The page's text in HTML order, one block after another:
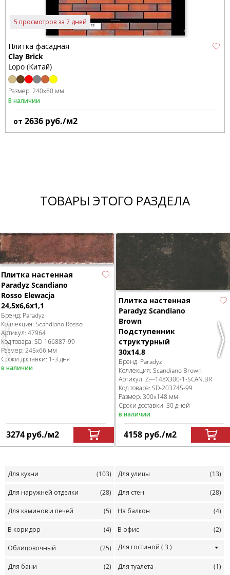
5 просмотров за 7 дней
Плитка фасадная
Clay Brick
Lopo (Китай)
Размер: 240x60 мм
В наличии
от 2636 руб./м2
ТОВАРЫ ЭТОГО РАЗДЕЛА
Previous
Плитка настенная
Paradyz Scandiano
Rosso Elewacja
24,5x6,6x1,1
Бренд: Paradyz
Коллекция: Scandiano Rosso
Артикул: 47964
Код товара: SD-166887-99
Размер: 245x66 мм
Сроки доставки: 1-3 дня
в наличии
3274 руб./м2
Плитка настенная
Paradyz Scandiano
Brown
Подступенник
структурный
30х14,8
Бренд: Paradyz
Коллекция: Scandiano Brown
Артикул: Z---148X300-1-SCAN.BR
Код товара: SD-203745-99
Размер: 300x148 мм
Сроки доставки: 30 дней
в наличии
4158 руб./м2
Для кухни (103) Для улицы (13)
Для наружней отделки (28) Для стен (28)
Для каминов и печей (5) На балкон (4)
В коридор (4) В офис (2)
Облицовочный (25) Для гостиной ( 3 )
Для бани (2) Для туалета (1)